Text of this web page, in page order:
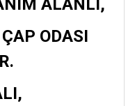
ALANLI,
ODASI